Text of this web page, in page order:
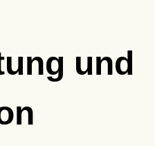
und